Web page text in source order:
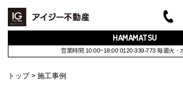
HAMAMATSU
営業時間 10:00~18:00 0120-339-773 毎週火・
トップ 施工事例